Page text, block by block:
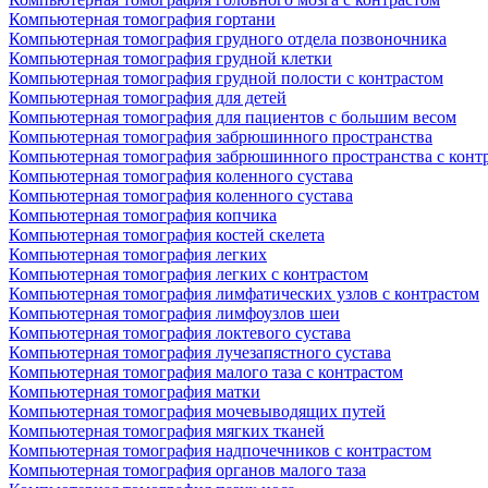
Компьютерная томография гортани
Компьютерная томография грудного отдела позвоночника
Компьютерная томография грудной клетки
Компьютерная томография грудной полости с контрастом
Компьютерная томография для детей
Компьютерная томография для пациентов с большим весом
Компьютерная томография забрюшинного пространства
Компьютерная томография забрюшинного пространства с
Компьютерная томография коленного сустава
Компьютерная томография коленного сустава
Компьютерная томография копчика
Компьютерная томография костей скелета
Компьютерная томография легких
Компьютерная томография легких с контрастом
Компьютерная томография лимфатических узлов с контрастом
Компьютерная томография лимфоузлов шеи
Компьютерная томография локтевого сустава
Компьютерная томография лучезапястного сустава
Компьютерная томография малого таза с контрастом
Компьютерная томография матки
Компьютерная томография мочевыводящих путей
Компьютерная томография мягких тканей
Компьютерная томография надпочечников с контрастом
Компьютерная томография органов малого таза